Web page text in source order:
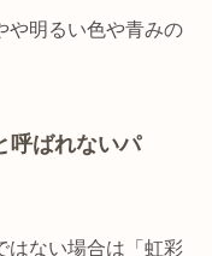
や明るい色や青みの
呼ばれないパ
はない場合は「虹彩